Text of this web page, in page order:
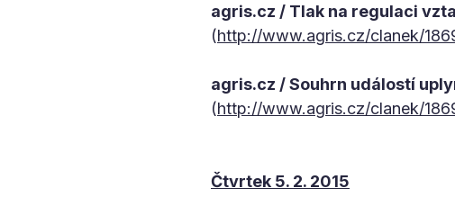
agris.cz / Tlak na regulaci
(http://www.agris.cz/clanek/
agris.cz / Souhrn událostí
(http://www.agris.cz/clanek/
Čtvrtek 5. 2. 2015